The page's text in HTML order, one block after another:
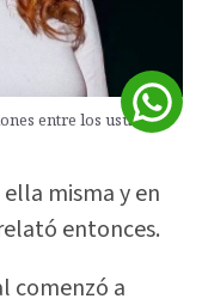
entre los usuarios
misma y en
entonces.
comenzó a